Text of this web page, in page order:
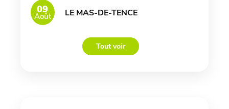
09
Août LE MAS-DE-TENCE
Tout voir